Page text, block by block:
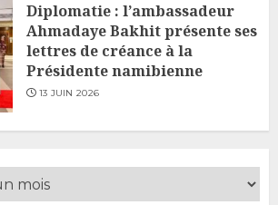
Diplomatie : l’ambassadeur
Ahmadaye Bakhit présente ses
lettres de créance à la
Présidente namibienne
13 JUIN 2026